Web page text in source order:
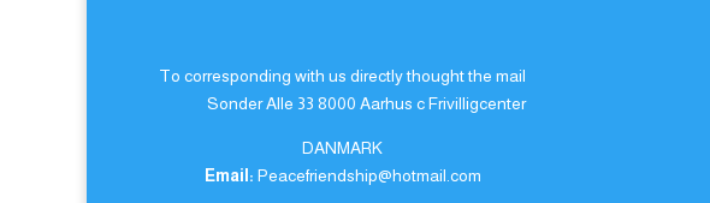
To corresponding with us directly thought the mail
Sonder Alle 33 8000 Aarhus c Frivilligcenter
DANMARK
Email: Peacefriendship@hotmail.com